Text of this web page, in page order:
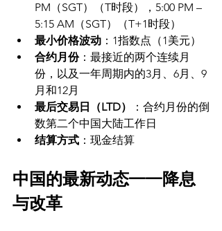
PM（SGT）（T时段），5:00 PM –
5:15 AM（SGT）（T+1时段）
最小价格波动 ：1指数点（1美元）
合约月份：最接近的两个连续月
份，以及一年周期内的3月、6月、9
月和12月
最后交易日（LTD）
：合约月份的倒
数第二个中国大陆工作日
结算方式 ：现金结算
中国的最新动态——降息
与改革